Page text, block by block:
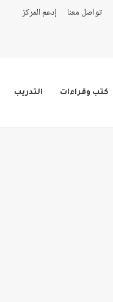
تواصل معنا إدعم المركز
كتب وقراءات التدريب